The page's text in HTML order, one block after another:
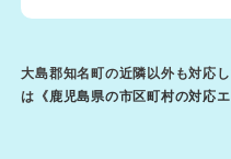
大島郡知名町の近隣以外も対応
は《鹿児島県の市区町村の対応